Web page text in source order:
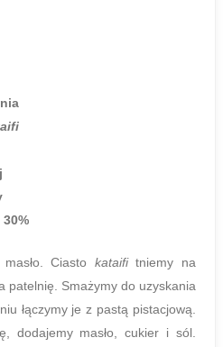
Ciasto kataifitniemy na
patelnię. Smażymy do uzyskania
łączymy je z pastą pistacjową.
dodajemy masło, cukier i sól.